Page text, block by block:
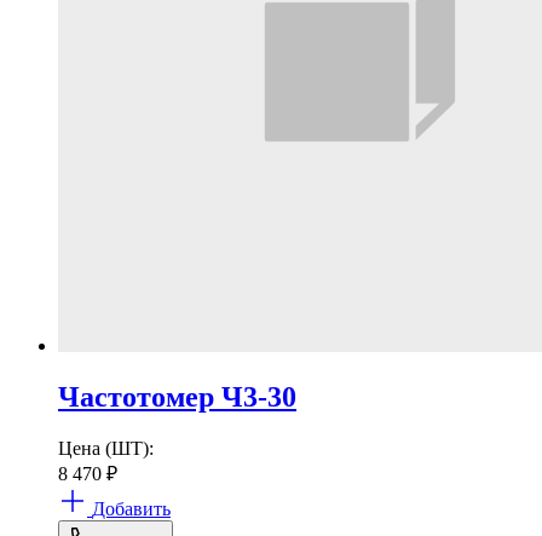
Частотомер Ч3-30
Цена (ШТ):
8 470 ₽
Добавить